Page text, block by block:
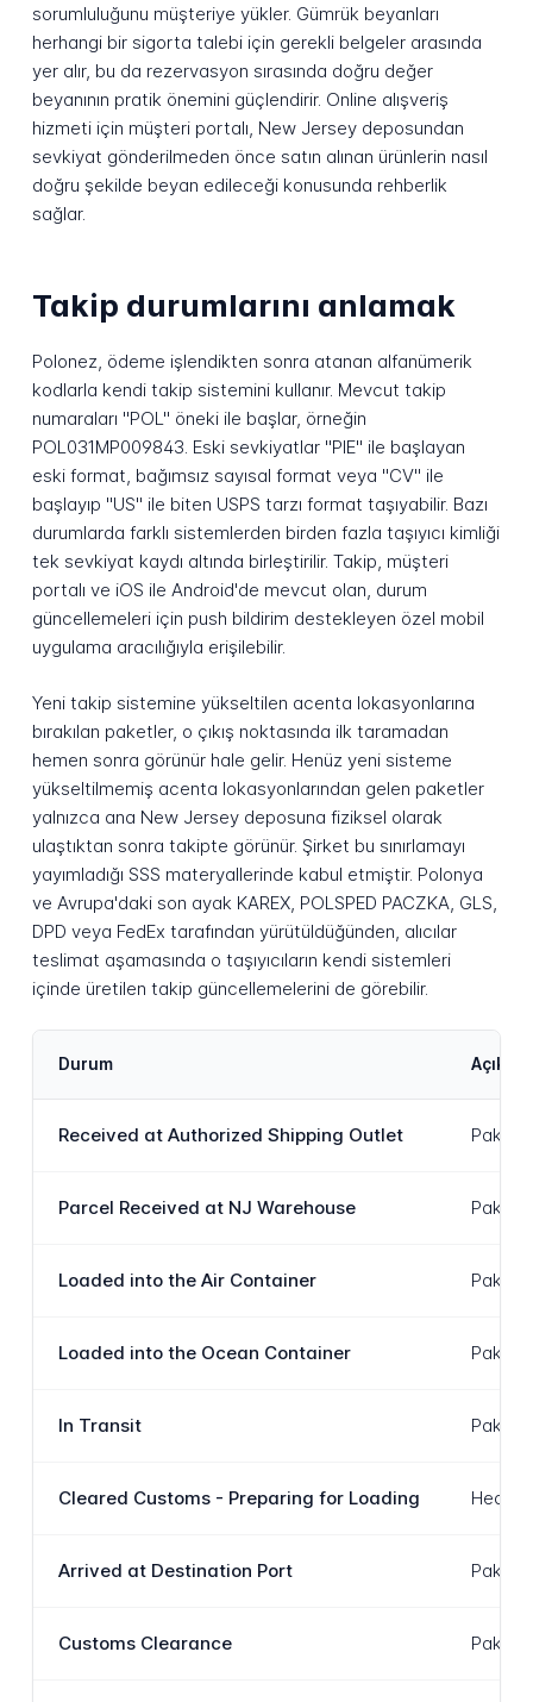
sorumluluğunu müşteriye yükler. Gümrük beyanları
herhangi bir sigorta talebi için gerekli belgeler arasında
yer alır, bu da rezervasyon sırasında doğru değer
beyanının pratik önemini güçlendirir. Online alışveriş
hizmeti için müşteri portalı, New Jersey deposundan
sevkiyat gönderilmeden önce satın alınan ürünlerin nasıl
doğru şekilde beyan edileceği konusunda rehberlik
sağlar.
Takip durumlarını anlamak
Polonez, ödeme işlendikten sonra atanan alfanümerik
kodlarla kendi takip sistemini kullanır. Mevcut takip
numaraları "POL" öneki ile başlar, örneğin
POL031MP009843. Eski sevkiyatlar "PIE" ile başlayan
eski format, bağımsız sayısal format veya "CV" ile
başlayıp "US" ile biten USPS tarzı format taşıyabilir. Bazı
durumlarda farklı sistemlerden birden fazla taşıyıcı kimliği
tek sevkiyat kaydı altında birleştirilir. Takip, müşteri
portalı ve iOS ile Android'de mevcut olan, durum
güncellemeleri için push bildirim destekleyen özel mobil
uygulama aracılığıyla erişilebilir.
Yeni takip sistemine yükseltilen acenta lokasyonlarına
bırakılan paketler, o çıkış noktasında ilk taramadan
hemen sonra görünür hale gelir. Henüz yeni sisteme
yükseltilmemiş acenta lokasyonlarından gelen paketler
yalnızca ana New Jersey deposuna fiziksel olarak
ulaştıktan sonra takipte görünür. Şirket bu sınırlamayı
yayımladığı SSS materyallerinde kabul etmiştir. Polonya
ve Avrupa'daki son ayak KAREX, POLSPED PACZKA, GLS,
DPD veya FedEx tarafından yürütüldüğünden, alıcılar
teslimat aşamasında o taşıyıcıların kendi sistemleri
içinde üretilen takip güncellemelerini de görebilir.
Durum
Received at Authorized Shipping Outlet Paket,
Parcel Received at NJ Warehouse Paket
Loaded into the Air Container Paket
Loaded into the Ocean Container Paket
In Transit Paket
Cleared Customs - Preparing for Loading Hedef
Arrived at Destination Port Paket
Customs Clearance Paket